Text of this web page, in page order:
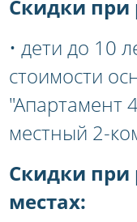
Скидки при
• дети до 10
стоимости
"Апартамент
местный 2-
Скидки
местах: